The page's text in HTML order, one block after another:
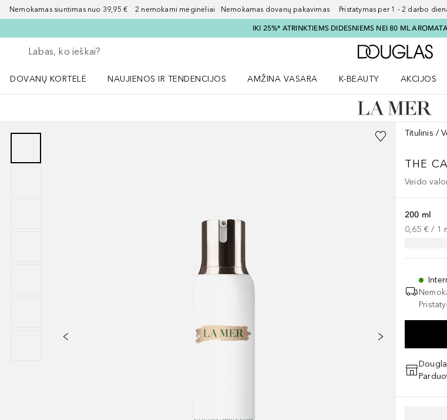
Nemokamas siuntimas nuo 39,95 € 2 nemokami mėginėliai Nemokamas dovanų pakavimas Pristatymas per 1 - 2 darbo
IKI 25%* ATRINKTIEMS DIDESNIEMS NEI 80 ML
Grįžk atgal
Vykdykite paiešką
Į
DOVANŲ KORTELĖ
NAUJIENOS IR TENDENCIJOS
AMŽINA VASARA
K-BEAUTY
AKCIJOS
Titulinis
THE
Veido
200 ml
0,65 € / 1
Praleisti